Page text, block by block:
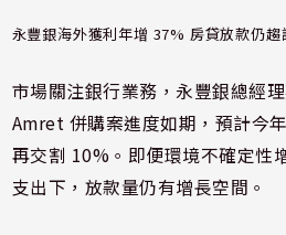
永豐銀海外獲利年增 37% 房貸放款仍趨
市場關注銀行業務，永豐銀總經
Amret 併購案進度如期，預計今
再交割 10%。即便環境不確定性
支出下，放款量仍有增長空間。